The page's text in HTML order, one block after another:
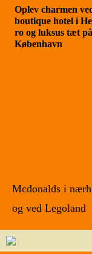
Oplev charmen
boutique hotel i
ro og luksus tæt på
København
Mcdonalds i
og ved Legoland